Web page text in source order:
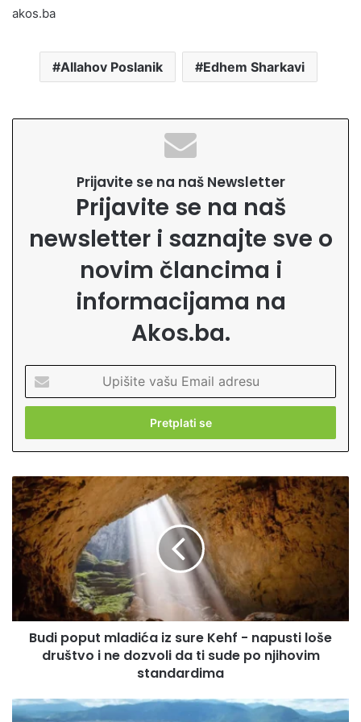
akos.ba
Allahov Poslanik Edhem Sharkavi
Prijavite se na naš Newsletter
Prijavite se na naš
newsletter i saznajte sve o
novim člancima i
informacijama na
Akos.ba.
i
i
e
v
a
š
u
E
m
a
s
B
u
d
i
p
t
i
Budi poput mladića iz sure Kehf - napusti loše
društvo i ne dozvoli da ti sude po njihovim
standardima
B